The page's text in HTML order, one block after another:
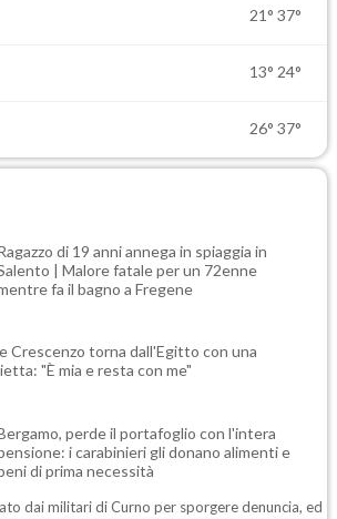
21° 37°
13° 24°
26° 37°
di 19 anni annega in spiaggia in
| Malore fatale per un 72enne
fa il bagno a Fregene
Crescenzo torna dall'Egitto con una
"È mia e resta con me"
perde il portafoglio con l'intera
i carabinieri gli donano alimenti e
di prima necessità
dai militari di Curno per sporgere denuncia, ed